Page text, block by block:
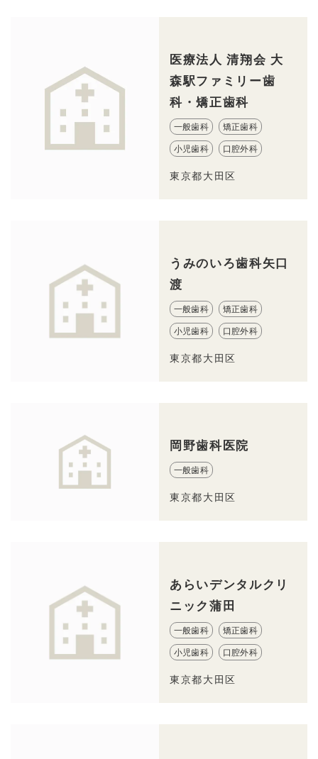
医療法人 清翔会 大
森駅ファミリー歯
科・矯正歯科
一般歯科 矯正歯科
小児歯科 口腔外科
東京都大田区
うみのいろ歯科矢口
渡
一般歯科 矯正歯科
小児歯科 口腔外科
東京都大田区
岡野歯科医院
一般歯科
東京都大田区
あらいデンタルクリ
ニック蒲田
一般歯科 矯正歯科
小児歯科 口腔外科
東京都大田区